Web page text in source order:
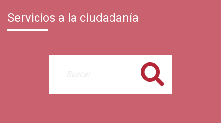
Servicios a la ciudadanía
Buscar